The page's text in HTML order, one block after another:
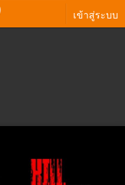
เข้าสู่ระบบ